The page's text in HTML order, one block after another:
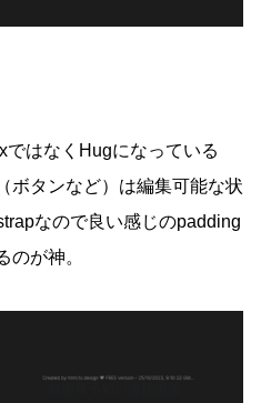
はなくHugになっている
ボタンなど）は編集可能な状
なので良い感じのpadding
のが神。